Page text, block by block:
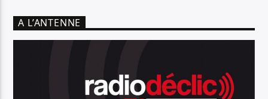
A L’ANTENNE